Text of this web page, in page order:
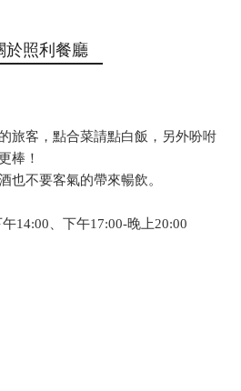
於照利餐廳
旅客，點合菜請點白飯，另外吩咐
棒！
也不要客氣的帶來暢飲。
14:00、下午17:00-晚上20:00